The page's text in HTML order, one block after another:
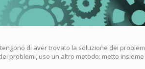
di aver trovato la soluzione dei
problemi, uso un altro metodo: metto